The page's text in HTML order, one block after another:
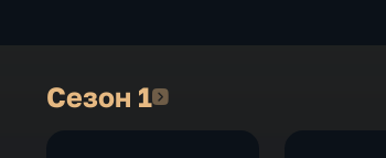
Сезон 1Сезон 1